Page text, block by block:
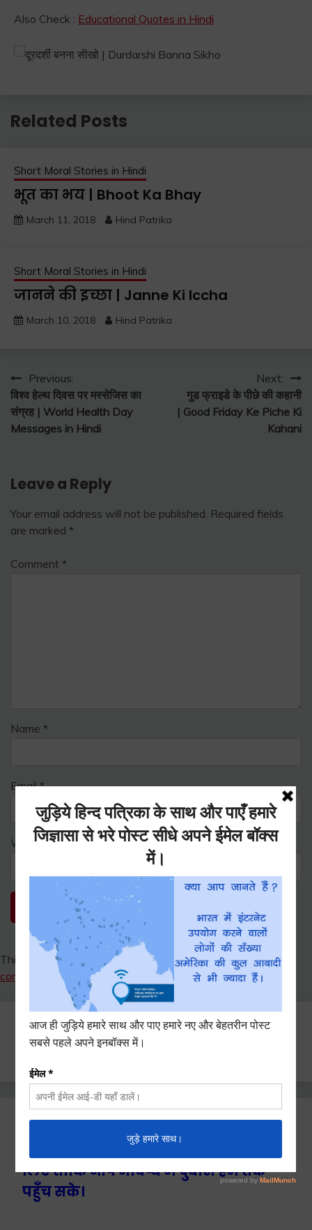
Also Check : Educational Quotes in Hindi
Related Posts
Short Moral Stories in Hindi
भूत का भय | Bhoot Ka Bhay
March 11, 2018 Hind Patrika
Short Moral Stories in Hindi
जानने की इच्छा | Janne Ki Iccha
March 10, 2018 Hind Patrika
Post
navigation
Previous:
विश्व हेल्थ दिवस पर मस्सेजिस का
संग्रह | World Health Day
Messages in Hindi
Next:
गुड फ्राइडे के पीछे की कहानी
| Good Friday Ke Piche Ki
Kahani
Leave a Reply
Your email address will not be published. Required fields
are marked *
Comment *
Name *
Email*
Website
This site uses Akismet to reduce spam.Learn how your
comment data is processed.
Search
for:
Ctrl+D दबाएँ हमे बुकमार्क / सेव करने के
लिए ताकि आप भविष्य में दुबारा हम तक
पहुँच सके।